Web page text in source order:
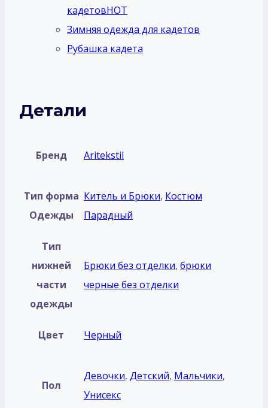
кадетовHOT
Зимняя одежда для кадетов
Рубашка кадета
Детали
Бренд Aritekstil
Тип форма
Одежды
Китель и Брюки, Костюм
Парадный
Тип
нижней
части
одежды
Брюки без отделки, брюки
черные без отделки
Цвет Черный
Пол
Девочки, Детский, Мальчики,
Унисекс